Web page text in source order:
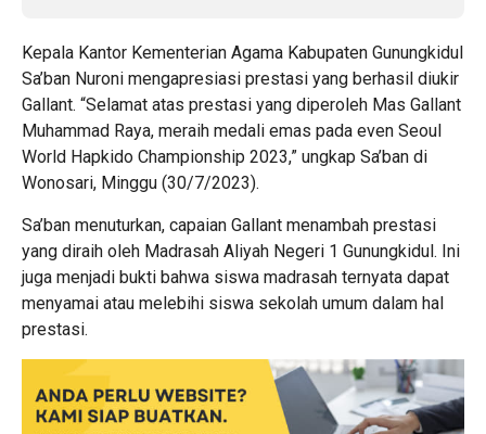
Kepala Kantor Kementerian Agama Kabupaten Gunungkidul
Sa’ban Nuroni mengapresiasi prestasi yang berhasil diukir
Gallant. “Selamat atas prestasi yang diperoleh Mas Gallant
Muhammad Raya, meraih medali emas pada even Seoul
World Hapkido Championship 2023,” ungkap Sa’ban di
Wonosari, Minggu (30/7/2023).
Sa’ban menuturkan, capaian Gallant menambah prestasi
yang diraih oleh Madrasah Aliyah Negeri 1 Gunungkidul. Ini
juga menjadi bukti bahwa siswa madrasah ternyata dapat
menyamai atau melebihi siswa sekolah umum dalam hal
prestasi.